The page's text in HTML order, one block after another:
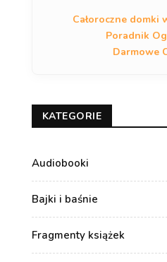
Całoroczne domki
Poradnik
Darmowe
KATEGORIE
Audiobooki
Bajki i baśnie
Fragmenty książek